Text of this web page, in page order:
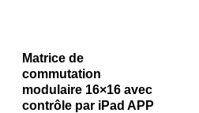
Matrice de
commutation
modulaire 16×16 avec
contrôle par iPad APP